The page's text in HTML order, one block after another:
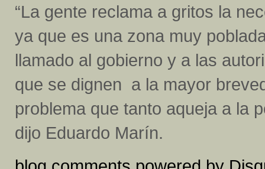
“La gente reclama a gritos la
ya que es una zona muy
llamado al gobierno y a las
que se dignen a la mayor
problema que tanto aqueja a la
dijo Eduardo Marín.